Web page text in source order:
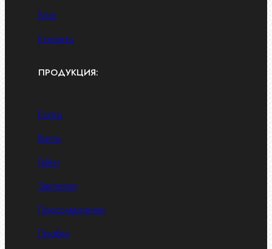
Блог
Контакты
ПРОДУКЦИЯ:
Болты
Винты
Гайки
Заклепки
Пресс-масленки
Пробки